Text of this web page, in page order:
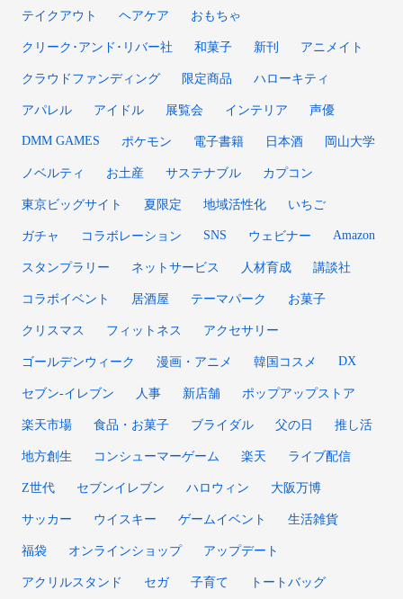
テイクアウト ヘアケア おもちゃ
クリーク･アンド･リバー社 和菓子 新刊 アニメイト
クラウドファンディング 限定商品 ハローキティ
アパレル アイドル 展覧会 インテリア 声優
DMM GAMES ポケモン 電子書籍 日本酒 岡山大学
ノベルティ お土産 サステナブル カプコン
東京ビッグサイト 夏限定 地域活性化 いちご
ガチャ コラボレーション SNS ウェビナー Amazon
スタンプラリー ネットサービス 人材育成 講談社
コラボイベント 居酒屋 テーマパーク お菓子
クリスマス フィットネス アクセサリー
ゴールデンウィーク 漫画・アニメ 韓国コスメ DX
セブン‐イレブン 人事 新店舗 ポップアップストア
楽天市場 食品・お菓子 ブライダル 父の日 推し活
地方創生 コンシューマーゲーム 楽天 ライブ配信
Z世代 セブンイレブン ハロウィン 大阪万博
サッカー ウイスキー ゲームイベント 生活雑貨
福袋 オンラインショップ アップデート
アクリルスタンド セガ 子育て トートバッグ